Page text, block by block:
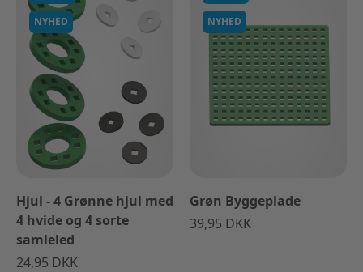
NYHED
Hjul - 4 Grønne hjul med
4 hvide og 4 sorte
samleled
24,95 DKK
NYHED
Grøn Byggeplade
39,95 DKK